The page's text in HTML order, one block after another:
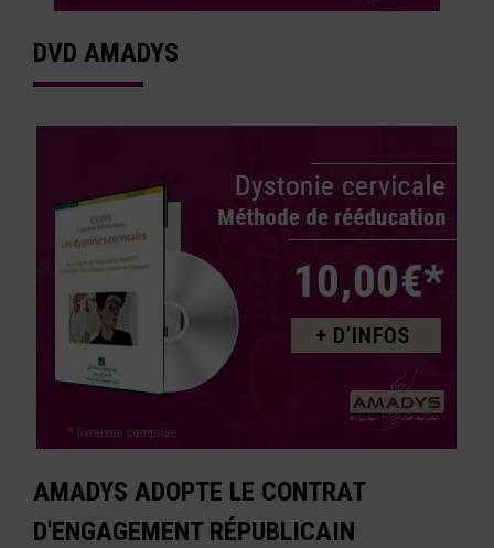
DVD AMADYS
AMADYS ADOPTE LE CONTRAT
D'ENGAGEMENT RÉPUBLICAIN